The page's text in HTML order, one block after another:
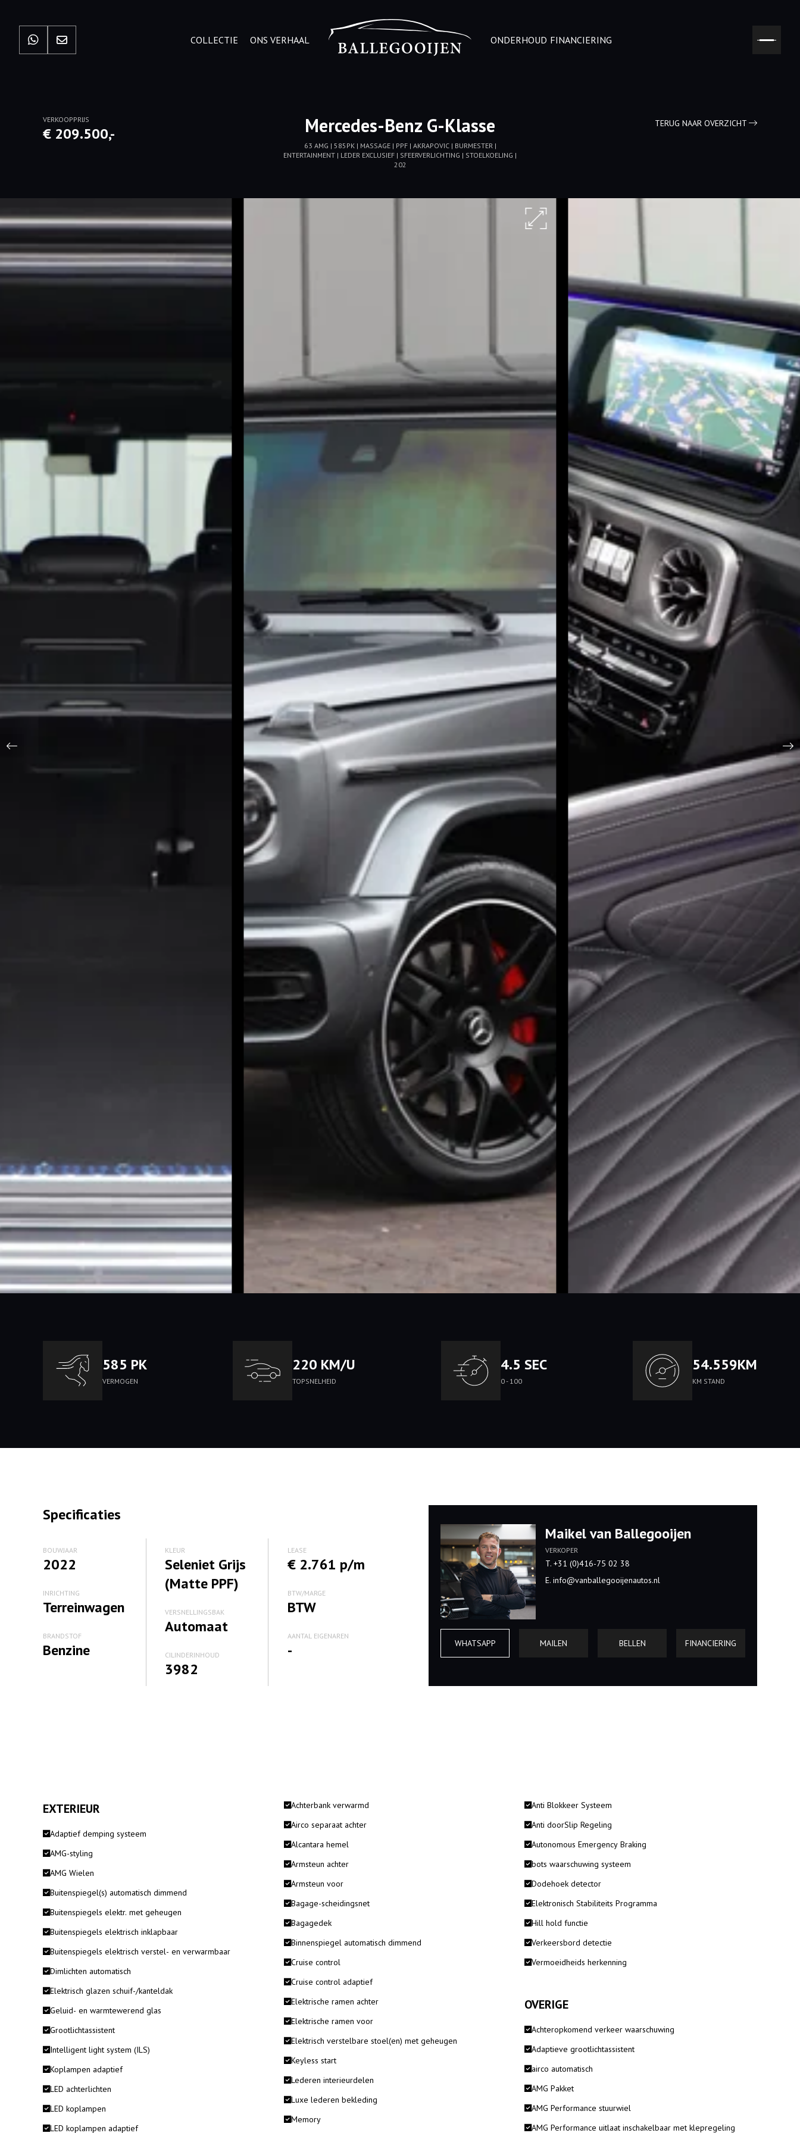
COLLECTIE ONS VERHAAL ONDERHOUD FINANCIERING
VERKOOPPRIJS
€ 209.500,- Mercedes-Benz G-Klasse
63 AMG | 585PK | MASSAGE | PPF | AKRAPOVIC | BURMESTER |
ENTERTAINMENT | LEDER EXCLUSIEF | SFEERVERLICHTING | STOELKOELING |
202
TERUG NAAR OVERZICHT
585 PK
VERMOGEN
220 KM/U
TOPSNELHEID
4.5 SEC
0 - 100
54.559KM
KM STAND
Specificaties
BOUWJAAR
2022
INRICHTING
Terreinwagen
BRANDSTOF
Benzine
KLEUR
Seleniet Grijs
(Matte PPF)
VERSNELLINGSBAK
Automaat
CILINDERINHOUD
3982
LEASE
€ 2.761 p/m
BTW/MARGE
BTW
AANTAL EIGENAREN
-
Maikel van Ballegooijen
VERKOPER
T. +31 (0)416-75 02 38
E. info@vanballegooijenautos.nl
WHATSAPP MAILEN BELLEN FINANCIERING
EXTERIEUR
Adaptief demping systeem
AMG-styling
AMG Wielen
Buitenspiegel(s) automatisch dimmend
Buitenspiegels elektr. met geheugen
Buitenspiegels elektrisch inklapbaar
Buitenspiegels elektrisch verstel- en verwarmbaar
Dimlichten automatisch
Elektrisch glazen schuif-/kanteldak
Geluid- en warmtewerend glas
Grootlichtassistent
Intelligent light system (ILS)
Koplampen adaptief
LED achterlichten
LED koplampen
LED koplampen adaptief
Achterbank verwarmd
Airco separaat achter
Alcantara hemel
Armsteun achter
Armsteun voor
Bagage-scheidingsnet
Bagagedek
Binnenspiegel automatisch dimmend
Cruise control
Cruise control adaptief
Elektrische ramen achter
Elektrische ramen voor
Elektrisch verstelbare stoel(en) met geheugen
Keyless start
Lederen interieurdelen
Luxe lederen bekleding
Memory
Anti Blokkeer Systeem
Anti doorSlip Regeling
Autonomous Emergency Braking
bots waarschuwing systeem
Dodehoek detector
Elektronisch Stabiliteits Programma
Hill hold functie
Verkeersbord detectie
Vermoeidheids herkenning
OVERIGE
Achteropkomend verkeer waarschuwing
Adaptieve grootlichtassistent
airco automatisch
AMG Pakket
AMG Performance stuurwiel
AMG Performance uitlaat inschakelbaar met klepregeling